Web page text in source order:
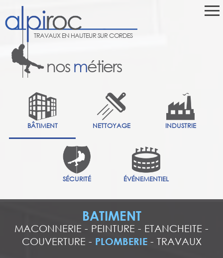
TRAVAUX EN HAUTEUR SUR CORDES
nos métiers
BÂTIMENT NETTOYAGE INDUSTRIE
SÉCURITÉ ÉVÉNEMENTIEL
BATIMENT
MACONNERIE - PEINTURE - ETANCHEITE -
COUVERTURE - PLOMBERIE- TRAVAUX